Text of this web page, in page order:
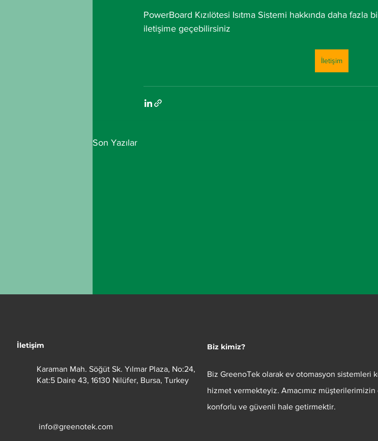
PowerBoard Kızılötesi Isıtma Sistemi hakkında daha
iletişime geçebilirsiniz
İletişim
Son Yazılar
Uzun Pil Ömrüne Sahip
Duvar veya Tavan
Kurulum, Faydaları ve
Maliyet Karşılaştırması
İletişim
Karaman Mah. Söğüt Sk. Yılmar Plaza, No:24,
Kat:5 Daire 43, 16130 Nilüfer, Bursa, Turkey
info@greenotek.com
Biz kimiz?
Biz GreenoTek olarak ev otomasyon sistemleri
hizmet vermekteyiz. Amacımız
konforlu ve güvenli hale getirmektir.